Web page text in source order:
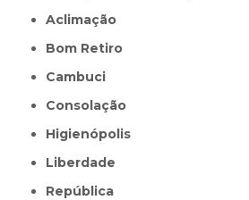
Aclimação
Bom Retiro
Cambuci
Consolação
Higienópolis
Liberdade
República